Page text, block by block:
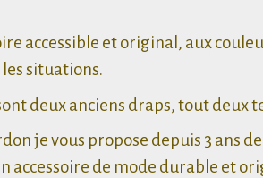
accessible et original, aux
situations.
deux anciens draps, tout deux
je vous propose depuis 3 ans
accessoire de mode durable et